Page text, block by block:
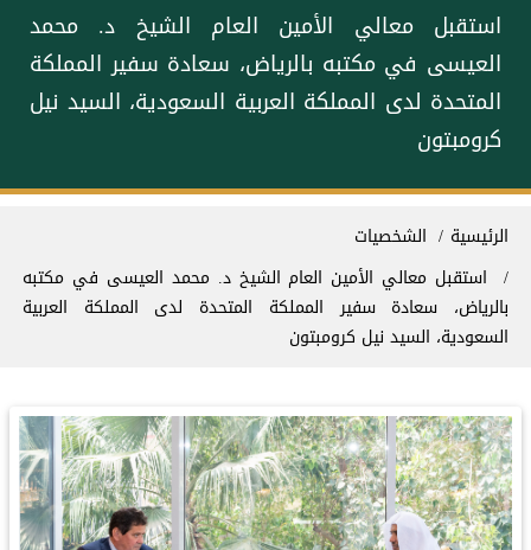
استقبل معالي الأمين العام الشيخ د. محمد
العيسى‬⁩ في مكتبه بالرياض، سعادة سفير المملكة
المتحدة لدى المملكة العربية السعودية، السيد نيل
كرومبتون
مسار التنقل
الرئيسية
الشخصيات
استقبل معالي الأمين العام الشيخ د. محمد العيسى‬⁩ في مكتبه
بالرياض، سعادة سفير المملكة المتحدة لدى المملكة العربية
السعودية، السيد نيل كرومبتون